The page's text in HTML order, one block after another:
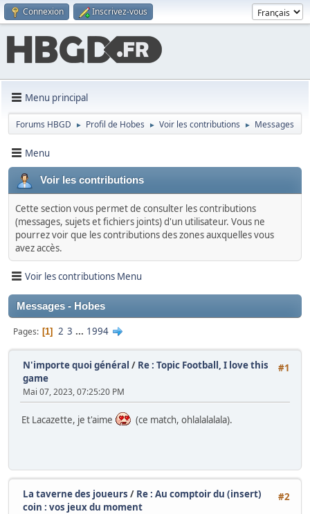
Connexion Inscrivez-vous
Menu principal
Forums HBGD ► Profil de Hobes ► Voir les contributions ► Messages
Menu
Voir les contributions
Cette section vous permet de consulter les contributions
(messages, sujets et fichiers joints) d'un utilisateur. Vous ne
pourrez voir que les contributions des zones auxquelles vous
avez accès.
Voir les contributions Menu
Messages - Hobes
Pages 1 2 3 ... 1994
#1
N'importe quoi général / Re : Topic Football, I love this
game
Mai 07, 2023, 07:25:20 PM
Et Lacazette, je t'aime (ce match, ohlalalalala).
#2
La taverne des joueurs / Re : Au comptoir du (insert)
coin : vos jeux du moment